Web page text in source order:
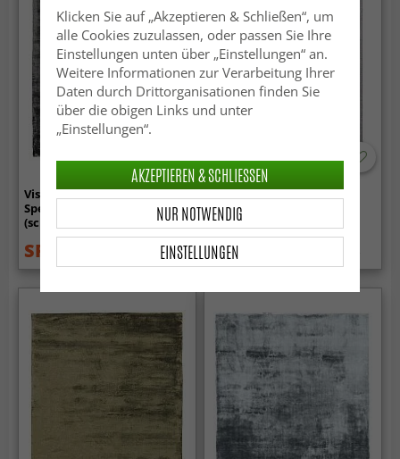
Viskose-teppich - Jodhpur
Special Luxury Edition
(schwarz)
SFr. 142.99 SFr. 179
-50%
Wollteppich - Bibury
(hellgrau)
SFr. 41.99
Klicken Sie auf „Akzeptieren & Schließen“, um
alle Cookies zuzulassen, oder passen Sie Ihre
Einstellungen unten über „Einstellungen“ an.
Weitere Informationen zur Verarbeitung Ihrer
Daten durch Drittorganisationen finden Sie
über die obigen Links und unter
„Einstellungen“.
EINSTELLUNGEN
NUR NOTWENDIG
AKZEPTIEREN & SCHLIESSEN